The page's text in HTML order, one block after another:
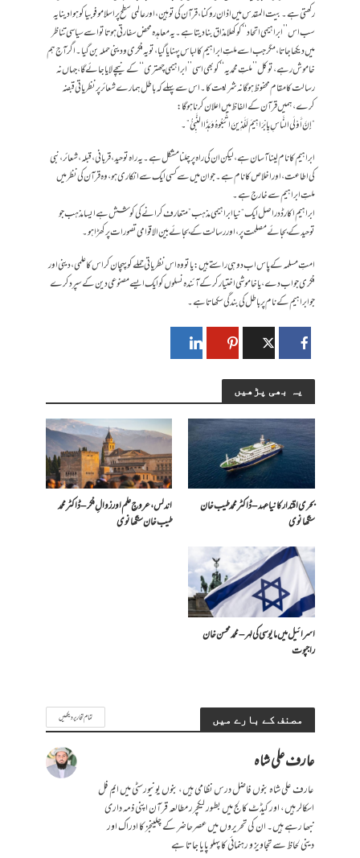
رکھتی ہے۔ بیت المقدس میں اذان روکنا، قرآن کی توہین، اور عالمی سطح پر اسلامو فوبیا کو ہوا دینا یہ
سب اس ’’ابراہیمی اتحاد‘‘ کو کھلا مذاق بنا دیتا ہے۔یہ معاہدہ محض سفارتی ہوتا تو اسے سیاسی تناظر
میں دیکھا جاتا، مگر جب اسے ملتِ ابراہیم کا لباس پہنایا گیا، تو یہ فکری و دینی حملہ بن گیا۔ اگر آج ہم
خاموش رہے، تو کل ’’ملتِ محمدیہ‘‘ کو بھی اسی ’’ابراہیمی چھتری‘‘ کے نیچے لایا جائے گا، جہاں نہ
رسالت کا مقام محفوظ ہو گا نہ شریعت کا۔ اس سے پہلے کہ باطل ہمارے شعائر پر نظریاتی قبضہ
کرے، ہمیں قرآن کے الفاظ میں اعلان کرنا ہو گا:
“إِنَّ أَوْلَى النَّاسِ بِإِبْرَاهِيمَ لَلَّذِينَ اتَّبَعُوهُ وَهَذَا النَّبِيُّ”۔
ابراہیم کا نام لینا آسان ہے، لیکن ان کی راہ پر چلنا مشکل ہے۔ یہ راہ توحید، قربانی، قبلہ، شعائر، نبی
کی اطاعت، اور اخلاص کا نام ہے۔ جو ان میں سے کسی ایک سے انکاری ہو، وہ قرآن کی نظر میں
ملتِ ابراہیم سے خارج ہے۔
ابراہیم اکارڈ دراصل ایک “نیا ابراہیمی مذہب” متعارف کرانے کی کوشش ہے ایسا مذہب جو
توحید کے بجائے مصلحت پر، اور رسالت کے بجائے بین الاقوامی تصورات پر کھڑا ہو۔
امتِ مسلمہ کے پاس اب دو ہی راستے ہیں: یا تو وہ اس نظریاتی حملے کو پہچان کر اس کا علمی، دینی اور
فکری جواب دے، یا خاموشی اختیار کر کے آئندہ نسلوں کو ایک ایسے مصنوعی دین کے سپرد کرے
جو ابراہیم کے نام پر باطل کی بندگی سکھاتا ہے۔
یہ بھی پڑھیں
بحری اقتدار کا نیا عہد – ڈاکٹر محمد طیب خان
سنگھانوی
اندلس، عروجِ علم اور زوالِ فکر – ڈاکٹر محمد
طیب خان سنگھانوی
اسرائیل میں مایوسی کی لہر – محمد محسن خان
راجپوت
مصنف کے بارے میں تمام تحاریر دیکھیں
عارف علی شاہ
عارف علی شاہ بنوں فاضل درس نظامی ہیں، بنوں یونیورسٹی میں ایم فل
اسکالر ہیں، اور کیڈٹ کالج میں بطور لیکچرر مطالعہ قرآن اپنی ذمہ داری
نبھا رہے ہیں۔ ان کی تحریروں میں عصرحاضر کے چلینجز کا ادراک اور
دینی لحاظ سے تجاویز و رہنمائی کا پہلو پایا جاتا ہے